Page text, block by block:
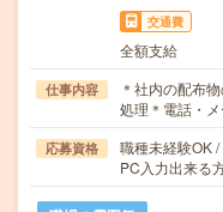
交通費
全額支給
仕事内容
＊社内の配布
処理＊電話・
応募資格
職種未経験OK
PC入力出来る